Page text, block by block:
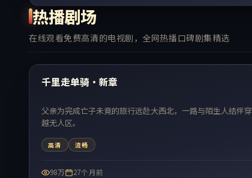
热播剧场
在线观看免费高清的电视剧，全网热播口碑剧集精选
热门
千里走单骑·新章
父亲为完成亡子未竟的旅行远赴大西北，一路与陌生人结伴穿
越无人区。
高清 流畅
98万 27个月前